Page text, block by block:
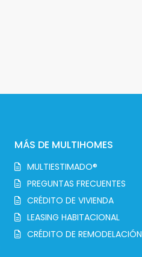
MÁS DE MULTIHOMES
MULTIESTIMADO®
PREGUNTAS FRECUENTES
CRÉDITO DE VIVIENDA
LEASING HABITACIONAL
CRÉDITO DE REMODELACIÓN